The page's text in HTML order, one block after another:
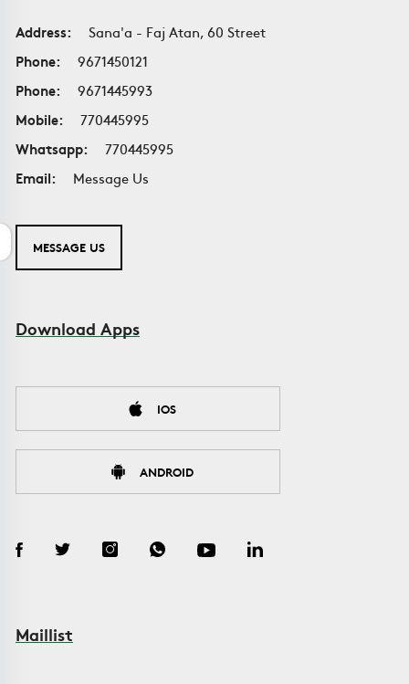
Address:
Sana'a - Faj Atan, 60 Street
Phone:
9671450121
Phone:
9671445993
Mobile:
770445995
Whatsapp:
770445995
Email:
Message Us
MESSAGE US
Download Apps
IOS
ANDROID
Maillist